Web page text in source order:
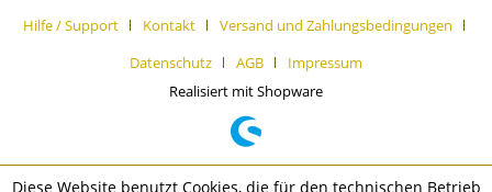
Hilfe / Support
Kontakt
Versand und Zahlungsbedingungen
Datenschutz
AGB
Impressum
Realisiert mit Shopware
Diese Website benutzt Cookies, die für den technischen Betrieb